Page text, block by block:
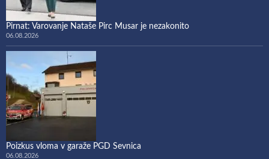
Pirnat: Varovanje Nataše Pirc Musar je nezakonito
06.08.2026
Poizkus vloma v garaže PGD Sevnica
06.08.2026